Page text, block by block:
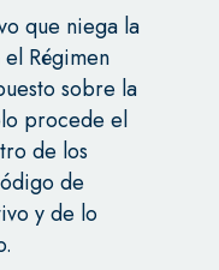
que niega la
Régimen
sobre la
procede el
de los
de
y de lo